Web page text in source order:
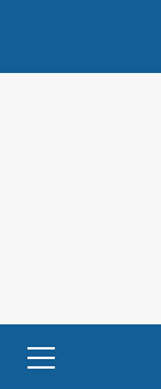
content
Menu